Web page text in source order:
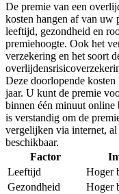
De premie van een
kosten hangen af van uw
leeftijd, gezondheid en
premiehoogte. Ook het
verzekering en het soort
Deze doorlopende
jaar. U kunt de premie
binnen één minuut online
is verstandig om de
vergelijken via internet,
beschikbaar.
Factor
Leeftijd
Hoger
Gezondheid
Hoger